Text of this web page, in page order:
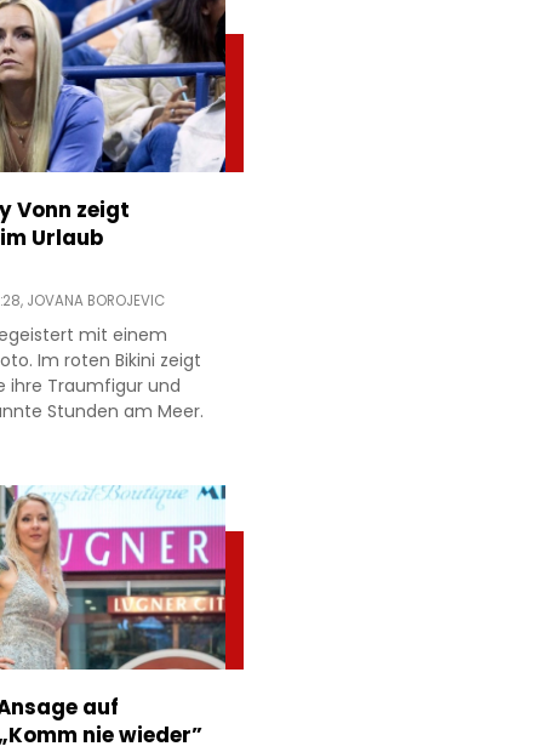
Vonn zeigt
Urlaub
JOVANA BOROJEVIC
mit einem
Im roten Bikini zeigt
ihre Traumfigur und
Stunden am Meer.
auf
nie wieder”